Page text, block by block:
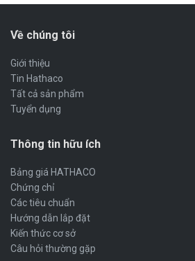
Về chúng tôi
Giới thiệu
Tin Hathaco
Tất cả sản phẩm
Tuyển dụng
Thông tin hữu ích
Bảng giá HATHACO
Chứng chỉ
Các tiêu chuẩn
Hướng dẫn lắp đặt
Kiến thức cơ sở
Câu hỏi thường gặp